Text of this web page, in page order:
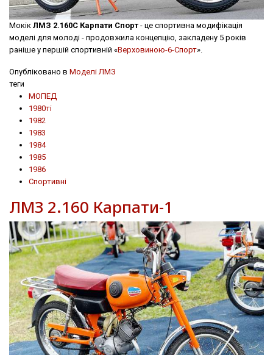
Мокік ЛМЗ 2.160С Карпати Спорт - це спортивна модифікація
моделі для молоді - продовжила концепцію, закладену 5 років
раніше у першій спортивній «Верховиною-6-Спорт».
Опубліковано в Моделі ЛМЗ
теги
МОПЕД
1980ті
1982
1983
1984
1985
1986
Спортивні
ЛМЗ 2.160 Карпати-1